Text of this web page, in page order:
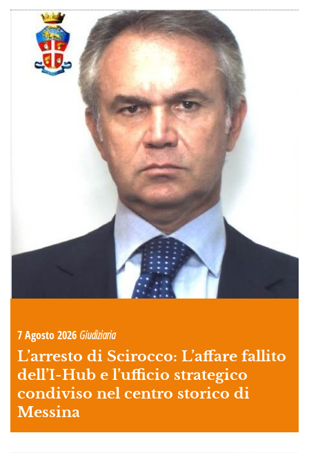
7 Agosto 2026 Giudiziaria
L’arresto di Scirocco: L’affare fallito
dell’I-Hub e l’ufficio strategico
condiviso nel centro storico di
Messina